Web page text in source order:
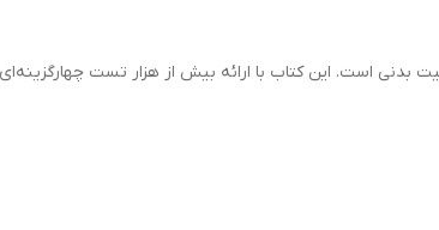
بدنی است. این کتاب با ارائه بیش از هزار تست